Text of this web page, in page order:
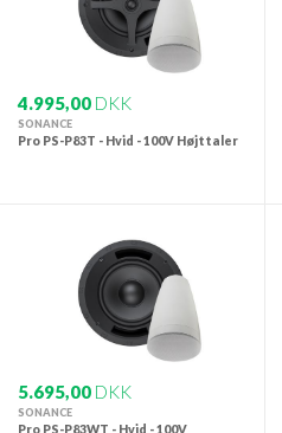
4.995,00 DKK
SONANCE
Pro PS-P83T - Hvid - 100V Højttaler
5.695,00 DKK
SONANCE
Pro PS-P83WT - Hvid - 100V